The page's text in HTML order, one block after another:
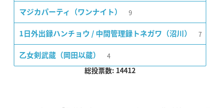
マジカパーティ（ワンナイト） 9
1日外出録ハンチョウ / 中間管理録トネガワ（沼川） 7
乙女剣武蔵（岡田以蔵） 4
総投票数: 14412